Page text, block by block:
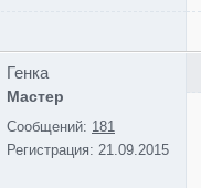
Генка
Мастер
Сообщений: 181
Регистрация: 21.09.2015